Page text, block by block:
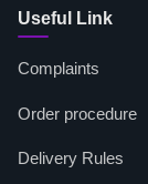
Useful Link
Complaints
Order procedure
Delivery Rules